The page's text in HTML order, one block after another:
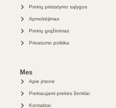
Prekių pristatymo sąlygos
Apmokėjimas
Prekių grąžinimas
Privatumo politika
Mes
Apie įmonė
Prekiaujami prekės ženklai
Kontaktai